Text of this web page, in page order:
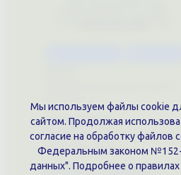
Документы
Политика обработки
Публичная оферта
Контакты филиала
Мы используем файлы cookie
сайтом. Продолжая
согласие на обработку файлов
Федеральным законом
данных". Подробнее о правилах